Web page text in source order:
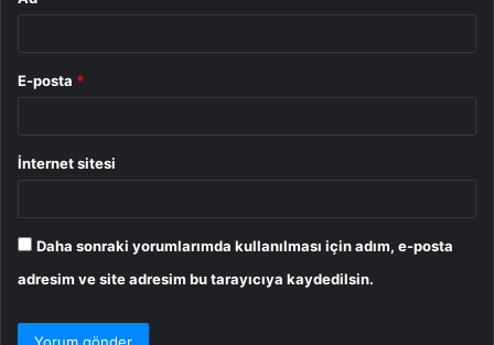
E-posta *
İnternet sitesi
Daha sonraki yorumlarımda kullanılması için adım, e-posta
adresim ve site adresim bu tarayıcıya kaydedilsin.